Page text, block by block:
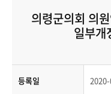
의령군의회 의
일부개
등록일